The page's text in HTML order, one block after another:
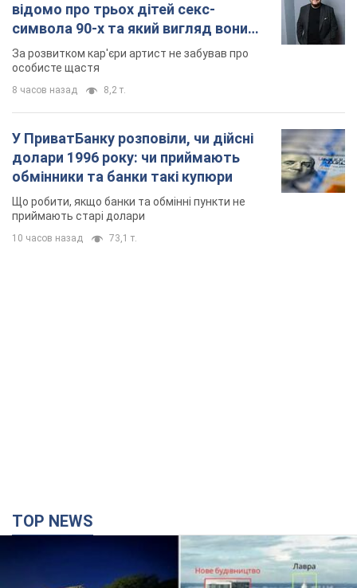
відомо про трьох дітей секс-
символа 90-х та який вигляд вони
мають
За розвитком кар'єри артист не забував про
особисте щастя
8 часов назад 8,2 т.
У ПриватБанку розповіли, чи дійсні
долари 1996 року: чи приймають
обмінники та банки такі купюри
Що робити, якщо банки та обмінні пункти не
приймають старі долари
10 часов назад 73,1 т.
TOP NEWS